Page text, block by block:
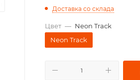
Доставка со склада
Цвет — Neon Track
Neon Track